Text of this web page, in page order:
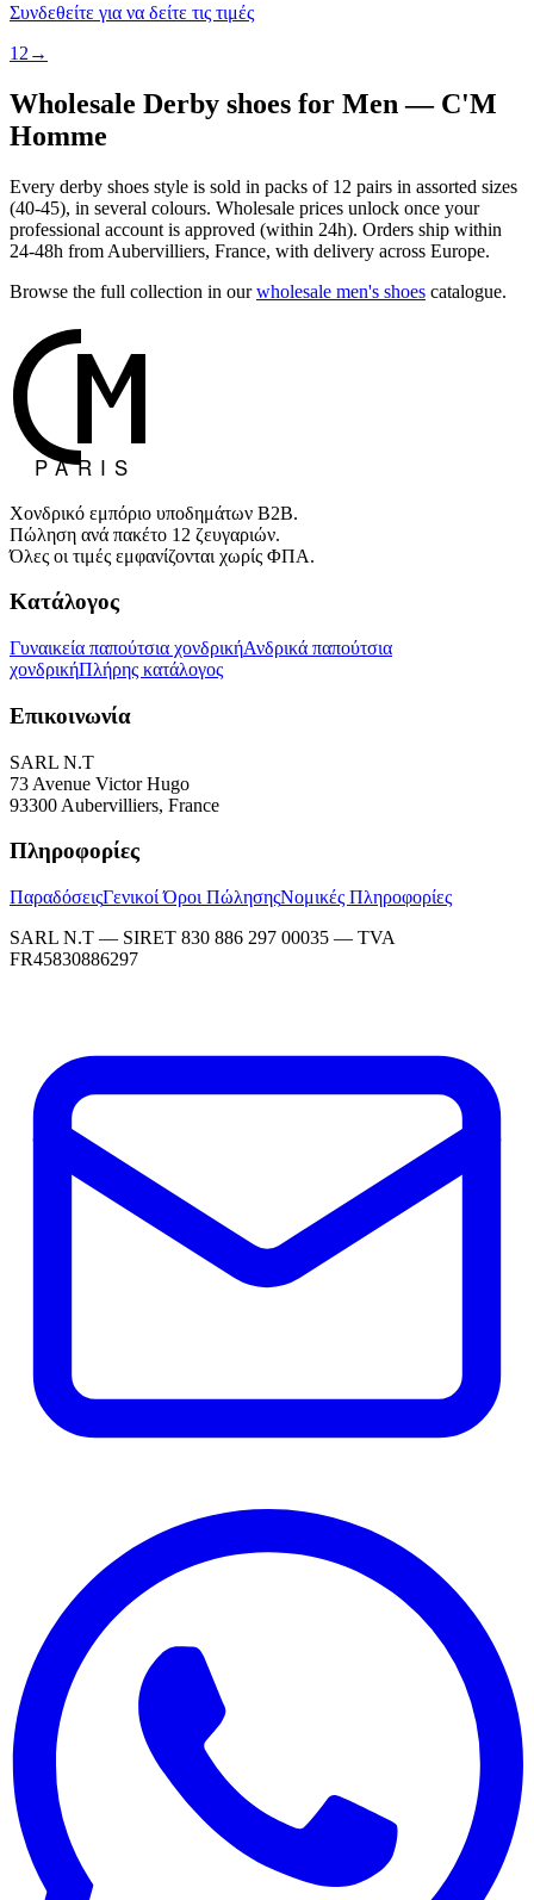
Συνδεθείτε για να δείτε τις τιμές
1 2 →
Wholesale Derby shoes for Men — C'M
Homme
Every derby shoes style is sold in packs of 12 pairs in assorted sizes
(40-45), in several colours. Wholesale prices unlock once your
professional account is approved (within 24h). Orders ship within
24-48h from Aubervilliers, France, with delivery across Europe.
Browse the full collection in our wholesale men's shoes catalogue.
Χονδρικό εμπόριο υποδημάτων B2B.
Πώληση ανά πακέτο 12 ζευγαριών.
Όλες οι τιμές εμφανίζονται χωρίς ΦΠΑ.
Κατάλογος
Γυναικεία παπούτσια χονδρικήΑνδρικά παπούτσια
χονδρικήΠλήρης κατάλογος
Επικοινωνία
SARL N.T
73 Avenue Victor Hugo
93300 Aubervilliers, France
Πληροφορίες
ΠαραδόσειςΓενικοί Όροι ΠώλησηςΝομικές Πληροφορίες
SARL N.T — SIRET 830 886 297 00035 — TVA
FR45830886297